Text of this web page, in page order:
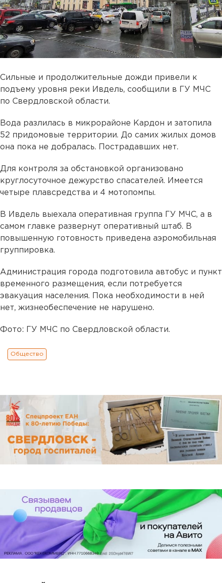
Сильные и продолжительные дожди привели к
подъему уровня реки Ивдель, сообщили в ГУ МЧС
по Свердловской области.
Вода разлилась в микрорайоне Кардон и затопила
52 придомовые территории. До самих жилых домов
она пока не добралась. Пострадавших нет.
Для контроля за обстановкой организовано
круглосуточное дежурство спасателей. Имеется
четыре плавсредства и 4 мотопомпы.
В Ивдель выехала оперативная группа ГУ МЧС, а в
самом главке развернут оперативный штаб. В
повышенную готовность приведена аэромобильная
группировка.
Администрация города подготовила автобус и пункт
временного размещения, если потребуется
эвакуация населения. Пока необходимости в ней
нет, жизнеобеспечение не нарушено.
Фото: ГУ МЧС по Свердловской области.
Общество